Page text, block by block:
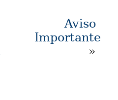
Aviso
Importante
»